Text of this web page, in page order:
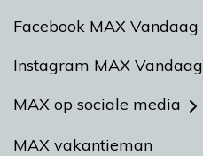
Facebook MAX Vandaag
Instagram MAX Vandaag
MAX op sociale media
MAX vakantieman